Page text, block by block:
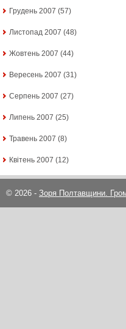
Грудень 2007 (57)
Листопад 2007 (48)
Жовтень 2007 (44)
Вересень 2007 (31)
Серпень 2007 (27)
Липень 2007 (25)
Травень 2007 (8)
Квітень 2007 (12)
© 2026 - Зоря Полтавщини.